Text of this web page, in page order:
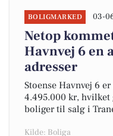
BOLIGMARKED 03-
Netop
Havnvej 6 en
adresser
Stoense Havnvej 6
4.495.000 kr, hvilket
boliger til salg i
Kilde: Boliga